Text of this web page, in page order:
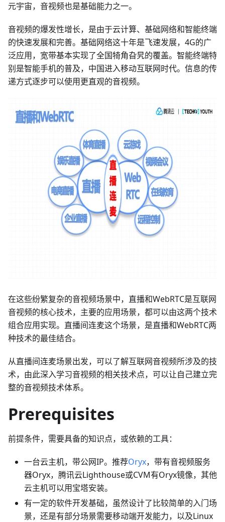
元宇宙，音视频也是基础能力之一。
音视频的爆发性增长，是由于云计算、基础网络和智能终端
的快速发展和完善。基础网络这十年是飞速发展，4G的广
泛应用，宽带基本实现了全国犄角旮旯的覆盖。智能终端特
别是智能手机的普及，中国进入移动互联网时代。信息的传
递方式逐步可以使用更直观的音视频。
在这些纷繁复杂的音视频场景中，直播和WebRTC是互联网
音视频的核心技术，主要的应用场景，都可以由这两个技术
组合应用实现。直播间连麦这个场景，是直播和WebRTC两
种技术的最佳结合。
从直播间连麦场景出发，可以了解互联网音视频所涉及的技
术，由此深入学习音视频的相关技术点，可以让自己建立完
整的音视频技术体系。
Prerequisites
前提条件，需要具备的知识点，或依赖的工具：
一台云主机，带公网IP。推荐Oryx，带有音视频服务
器Oryx，腾讯云Lighthouse或CVM有Oryx镜像，其他
云主机可以用宝塔安装。
有一定的软件开发基础，虽然设计了比较简单的入门场
景，还是有部分场景需要移动端开发能力，以及Linux